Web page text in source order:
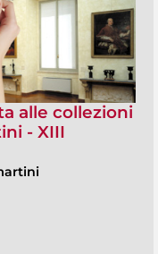
alle collezioni
- XIII